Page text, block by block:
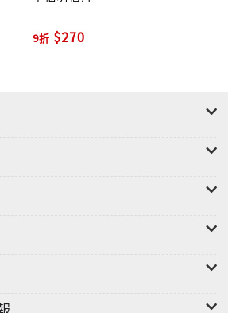
The Silent Fireworks
Of The World
9折 $270